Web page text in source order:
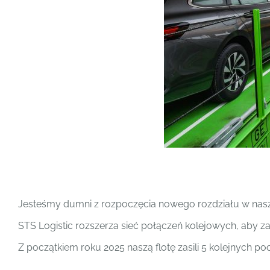
Jesteśmy dumni z rozpoczęcia nowego rozdziału w
STS Logistic rozszerza sieć połączeń kolejowych, aby
Z początkiem roku 2025 naszą flotę zasili 5 kolejnych